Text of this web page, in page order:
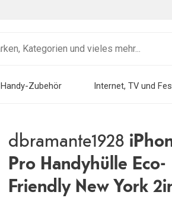
Handy-Zubehör Internet, TV und
dbramante1928
Pro Handyhülle Eco-
Friendly New York